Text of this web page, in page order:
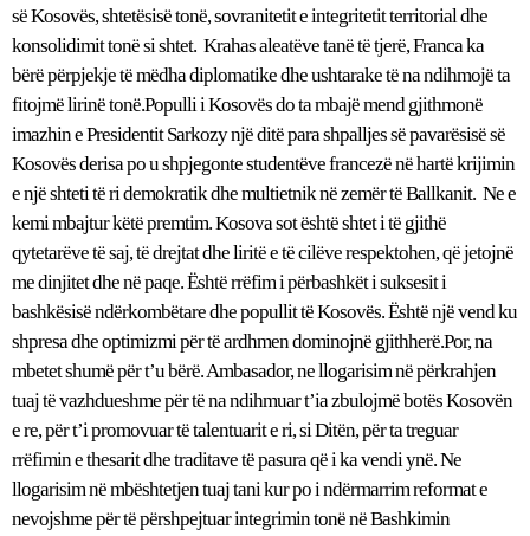
së Kosovës, shtetësisë tonë, sovranitetit e integritetit territorial dhe
konsolidimit tonë si shtet. Krahas aleatëve tanë të tjerë, Franca ka
bërë përpjekje të mëdha diplomatike dhe ushtarake të na ndihmojë ta
fitojmë lirinë tonë.Populli i Kosovës do ta mbajë mend gjithmonë
imazhin e Presidentit Sarkozy një ditë para shpalljes së pavarësisë së
Kosovës derisa po u shpjegonte studentëve francezë në hartë krijimin
e një shteti të ri demokratik dhe multietnik në zemër të Ballkanit. Ne e
kemi mbajtur këtë premtim. Kosova sot është shtet i të gjithë
qytetarëve të saj, të drejtat dhe liritë e të cilëve respektohen, që jetojnë
me dinjitet dhe në paqe. Është rrëfim i përbashkët i suksesit i
bashkësisë ndërkombëtare dhe popullit të Kosovës. Është një vend ku
shpresa dhe optimizmi për të ardhmen dominojnë gjithherë.Por, na
mbetet shumë për t’u bërë. Ambasador, ne llogarisim në përkrahjen
tuaj të vazhdueshme për të na ndihmuar t’ia zbulojmë botës Kosovën
e re, për t’i promovuar të talentuarit e ri, si Ditën, për ta treguar
rrëfimin e thesarit dhe traditave të pasura që i ka vendi ynë. Ne
llogarisim në mbështetjen tuaj tani kur po i ndërmarrim reformat e
nevojshme për të përshpejtuar integrimin tonë në Bashkimin